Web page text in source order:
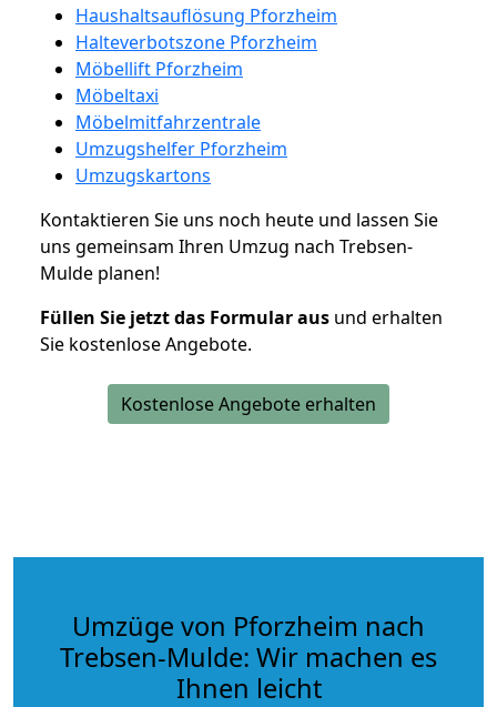
Haushaltsauflösung Pforzheim
Halteverbotszone Pforzheim
Möbellift Pforzheim
Möbeltaxi
Möbelmitfahrzentrale
Umzugshelfer Pforzheim
Umzugskartons
Kontaktieren Sie uns noch heute und lassen Sie
uns gemeinsam Ihren Umzug nach Trebsen-
Mulde planen!
Füllen Sie jetzt das Formular aus und erhalten
Sie kostenlose Angebote.
Kostenlose Angebote erhalten
Umzüge von Pforzheim nach
Trebsen-Mulde: Wir machen es
Ihnen leicht